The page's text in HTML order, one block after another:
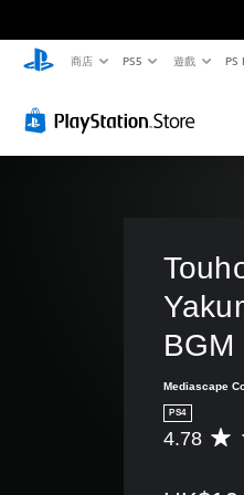
商店 PS5 遊戲 PS
BGM
Mediascape
PS4
平
4.78